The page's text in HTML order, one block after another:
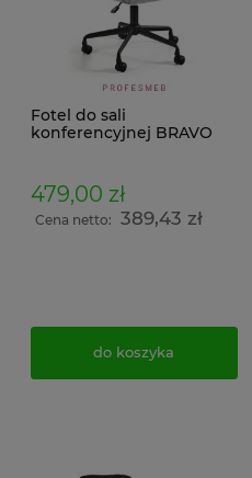
Fotel do sali
konferencyjnej BRAVO
wysokości siedziska
tapicerowane jasno szary
479,00 zł
Cena netto: 389,43 zł
do koszyka